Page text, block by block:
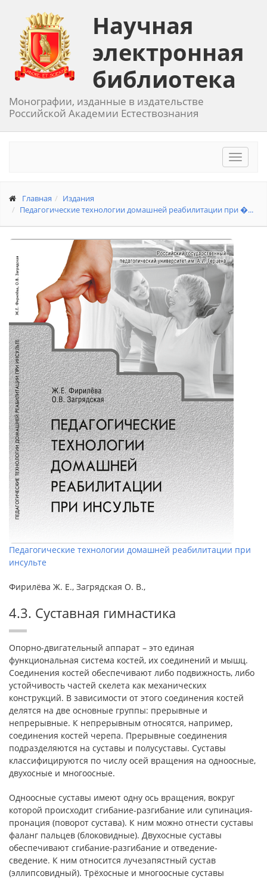
Научная
электронная
библиотека
Монографии, изданные в издательстве
Российской Академии Естествознания
Toggle
Главная
Издания
Педагогические технологии домашней реабилитации при �...
Педагогические технологии домашней реабилитации при
инсульте
Фирилёва Ж. Е., Загрядская О. В.,
4.3. Суставная гимнастика
Опорно-двигательный аппарат – это единая
функциональная система костей, их соединений и мышц.
Соединения костей обеспечивают либо подвижность, либо
устойчивость частей скелета как механических
конструкций. В зависимости от этого соединения костей
делятся на две основные группы: прерывные и
непрерывные. К непрерывным относятся, например,
соединения костей черепа. Прерывные соединения
подразделяются на суставы и полусуставы. Суставы
классифицируются по числу осей вращения на одноосные,
двухосные и многоосные.
Одноосные суставы имеют одну ось вращения, вокруг
которой происходит сгибание-разгибание или супинация-
пронация (поворот сустава). К ним можно отнести суставы
фаланг пальцев (блоковидные). Двухосные суставы
обеспечивают сгибание-разгибание и отведение-
сведение. К ним относится лучезапястный сустав
(эллипсовидный). Трёхосные и многоосные суставы